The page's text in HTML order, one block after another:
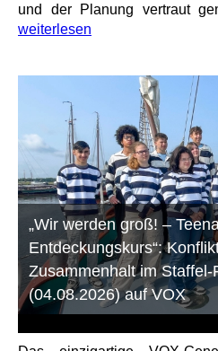
und der Planung vertraut
weiterlesen
„Wir werden groß! –
Entdeckungskurs“:
Zusammenhalt im Staffel-
(04.08.2026) auf VOX